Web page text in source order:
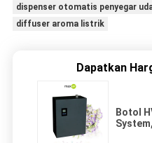
dispenser otomatis penyegar
diffuser aroma listrik
Dapatkan
Botol